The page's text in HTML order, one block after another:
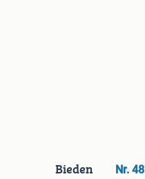
Bieden Nr. 48